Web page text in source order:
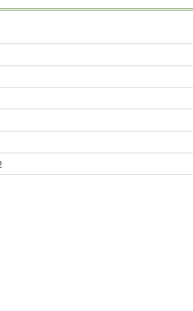
留学試験対策
刊行物
文化辞典
デミック・スキル